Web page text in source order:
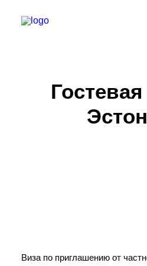
УСЛУГИ ЦЕНТРА
СТРАХОВАНИЕ ТУРИСТОВ
Виза по приглашению от